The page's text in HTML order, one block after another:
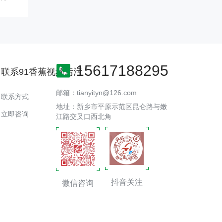
联系91香蕉视频污污
联系方式
立即咨询
15617188295
邮箱：tianyityn@126.com
地址：新乡市平原示范区昆仑路与嫩
江路交叉口西北角
微信咨询 抖音关注